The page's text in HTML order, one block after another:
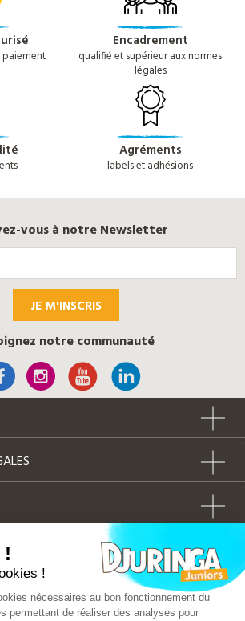
paiement
Encadrement
qualifié et supérieur aux normes
légales
Agréments
labels et adhésions
vous à notre Newsletter
JE M'INSCRIS
notre communauté
!
!
nécessaires au bon fonctionnement du
permettant de réaliser des analyses pour